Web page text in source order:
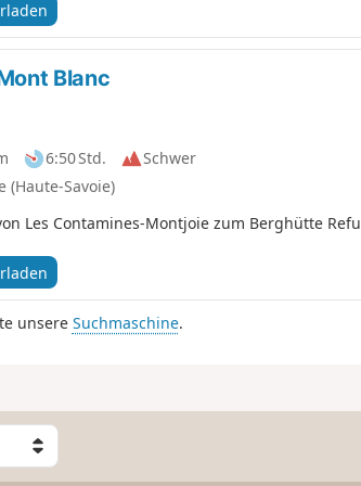
Blanc
6:50 Std.
Schwer
(Haute-Savoie)
Les Contamines-Montjoie zum Berghütte
unsere Suchmaschine.